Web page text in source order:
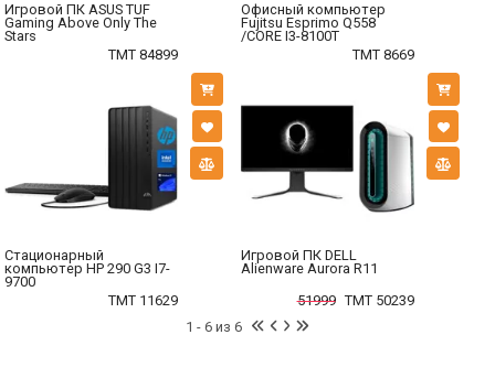
Игровой ПК ASUS TUF
Gaming Above Only The
Stars
TMT 84899
Офисный компьютер
Fujitsu Esprimo Q558
/CORE I3-8100T
TMT 8669
Стационарный
компьютер HP 290 G3 I7-
9700
TMT 11629
Игровой ПК DELL
Alienware Aurora R11
51999 TMT 50239
1 - 6 из 6